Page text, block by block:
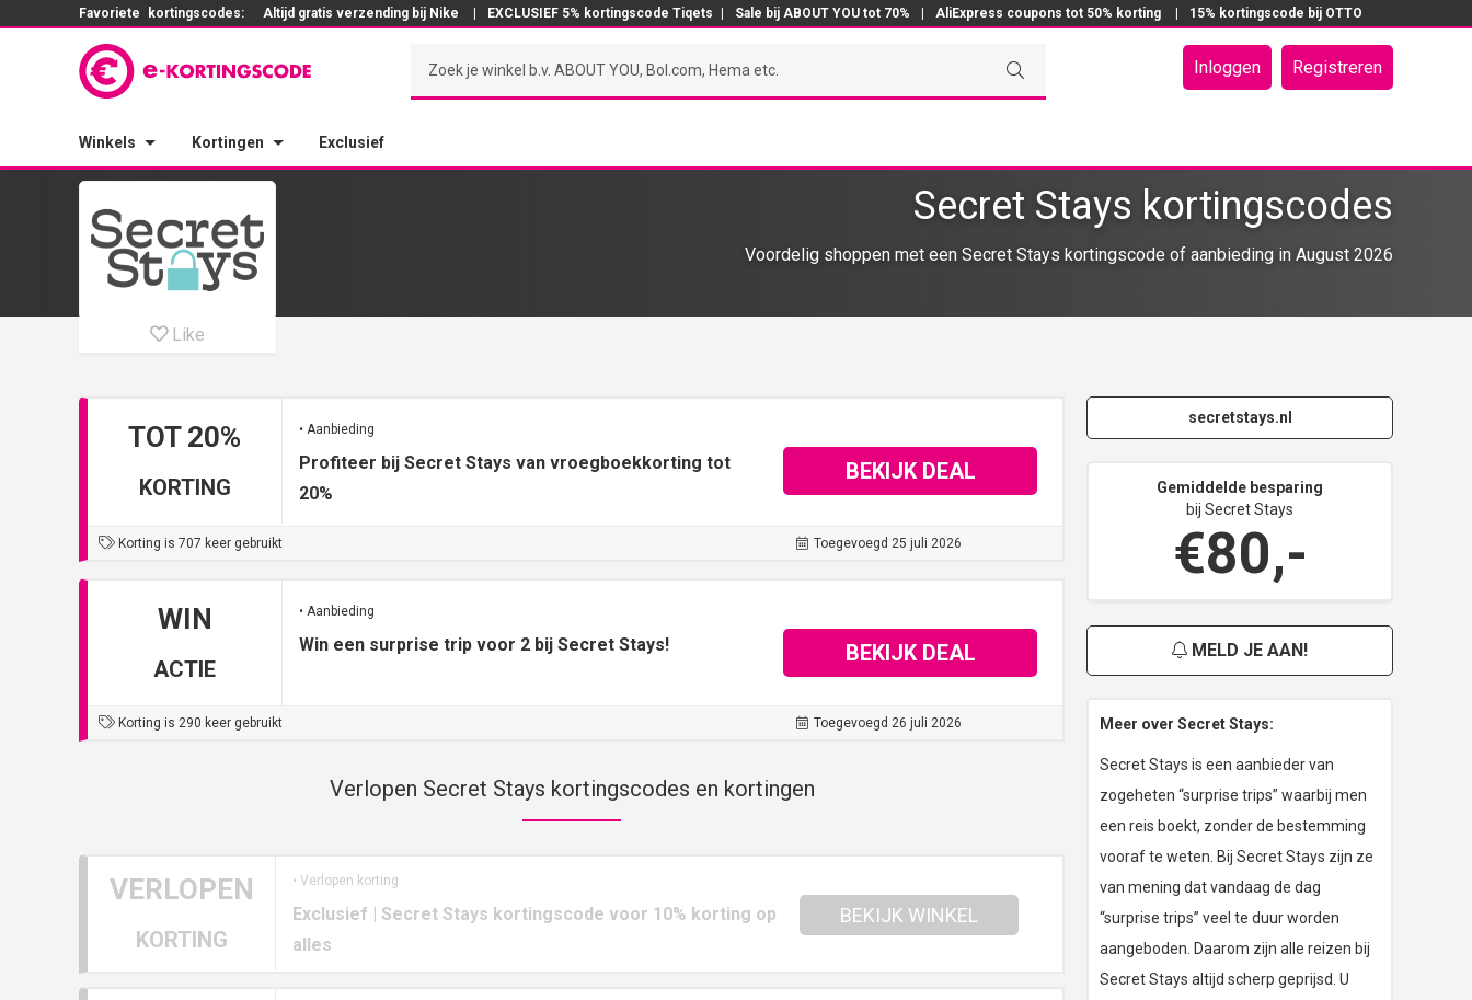
Favoriete kortingscodes: Altijd gratis verzending bij Nike EXCLUSIEF 5% kortingscode Tiqets Sale bij ABOUT YOU tot 70% AliExpress coupons tot 50% korting 15% kortingscode bij OTTO
Inloggen Registreren
Winkels Kortingen Exclusief
Secret Stays kortingscodes
Voordelig shoppen met een Secret Stays kortingscode of aanbieding in August 2026
Like
TOT 20%
KORTING
• Aanbieding
Profiteer bij Secret Stays van vroegboekkorting tot
20%
BEKIJK DEAL
Korting is 707 keer gebruikt Toegevoegd 25 juli 2026
WIN
ACTIE
• Aanbieding
Win een surprise trip voor 2 bij Secret Stays! BEKIJK DEAL
Korting is 290 keer gebruikt Toegevoegd 26 juli 2026
Verlopen Secret Stays kortingscodes en kortingen
VERLOPEN
KORTING
• Verlopen korting
Exclusief | Secret Stays kortingscode voor 10% korting op
alles
BEKIJK WINKEL
secretstays.nl
Gemiddelde besparing
bij Secret Stays
€80,-
MELD JE AAN!
Meer over Secret Stays:
Secret Stays is een aanbieder van
zogeheten “surprise trips” waarbij men
een reis boekt, zonder de bestemming
vooraf te weten. Bij Secret Stays zijn ze
van mening dat vandaag de dag
“surprise trips” veel te duur worden
aangeboden. Daarom zijn alle reizen bij
Secret Stays altijd scherp geprijsd. U